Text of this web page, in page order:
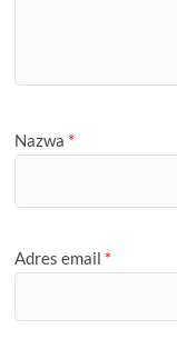
Nazwa *
Adres email *